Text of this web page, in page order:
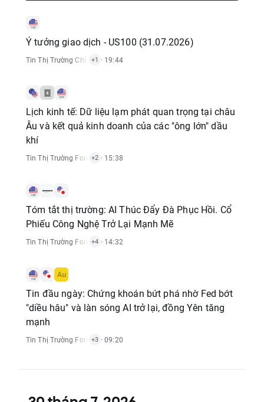
Ý tưởng giao dịch - US100 (31.07.2026)
Tin Thị Trường Chỉ Số, Tín Hiệu Giao Dịch
+1 · 19:44
Lịch kinh tế: Dữ liệu lạm phát quan trọng tại châu
Âu và kết quả kinh doanh của các "ông lớn" dầu
khí
Tin Thị Trường Forex,Tin Thị Trường Hàng Hóa
+2 · 15:38
Tóm tắt thị trường: AI Thúc Đẩy Đà Phục Hồi. Cổ
Phiếu Công Nghệ Trở Lại Mạnh Mẽ
Tin Thị Trường Forex,Tin Thị Trường Hàng Hóa
+4 · 14:32
Tin đầu ngày: Chứng khoán bứt phá nhờ Fed bớt
"diều hâu" và làn sóng AI trở lại, đồng Yên tăng
mạnh
Tin Thị Trường Forex,Tin Thị Trường Hàng Hóa
+3 · 09:20